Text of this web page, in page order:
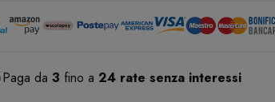
Paga da 3 fino a 24 rate senza interessi